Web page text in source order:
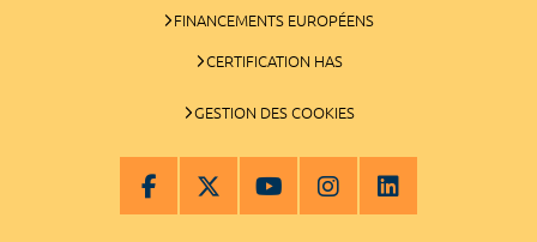
FINANCEMENTS EUROPÉENS
CERTIFICATION HAS
GESTION DES COOKIES